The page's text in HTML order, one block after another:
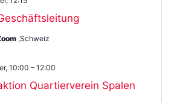
,Schweiz
Quartierverein Spalen
10:00 – 12:00